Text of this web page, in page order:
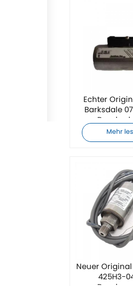
Echter
Barksdale
Mehr
Neuer
425H3-